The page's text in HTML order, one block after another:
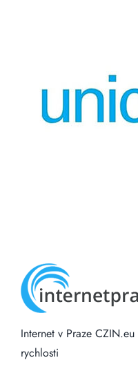
Internet v Praze CZIN.eu
rychlosti